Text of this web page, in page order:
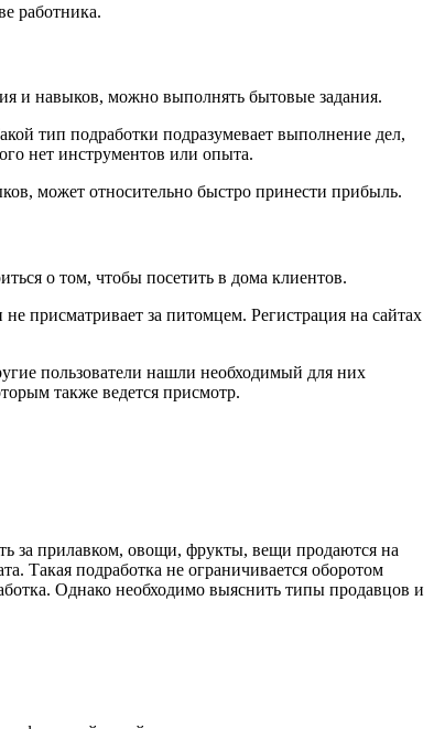
работника.
и навыков, можно выполнять бытовые задания.
тип подработки подразумевает выполнение дел,
нет инструментов или опыта.
может относительно быстро принести прибыль.
о том, чтобы посетить в дома клиентов.
присматривает за питомцем. Регистрация на сайтах
пользователи нашли необходимый для них
также ведется присмотр.
за прилавком, овощи, фрукты, вещи продаются на
Такая подработка не ограничивается оборотом
Однако необходимо выяснить типы продавцов и